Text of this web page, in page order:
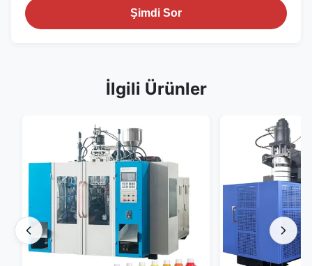
Şimdi Sor
İlgili Ürünler